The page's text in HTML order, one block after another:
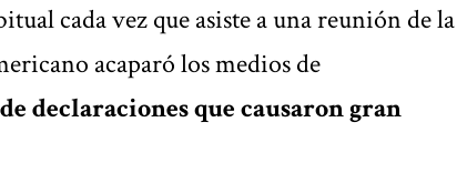
cada vez que asiste a una reunión de la
acaparó los medios de
declaraciones que causaron gran